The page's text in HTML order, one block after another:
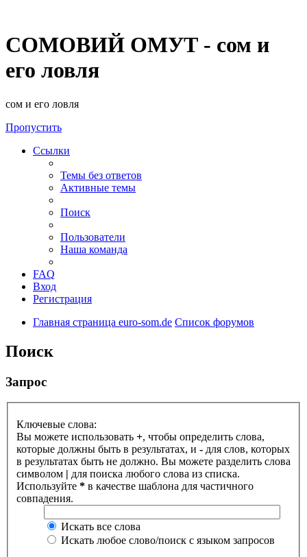
СОМОВИЙ ОМУТ - сом и
его ловля
сом и его ловля
Пропустить
Ссылки
Темы без ответов
Активные темы
Поиск
Пользователи
Наша команда
FAQ
Вход
Регистрация
Главная страница euro-som.de Список форумов
Поиск
Запрос
Ключевые слова:
Вы можете использовать +, чтобы определить слова,
которые должны быть в результатах, и - для слов, которых
в результатах быть не должно. Вы можете разделить слова
символом | для поиска любого слова из списка.
Используйте * в качестве шаблона для частичного
совпадения.
Искать все слова
Искать любое слово/поиск с языком запросов